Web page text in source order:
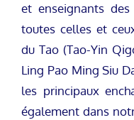
et enseignants
toutes celles et
du Tao (Tao-Yin
Ling Pao Ming Siu
les principaux
également dans